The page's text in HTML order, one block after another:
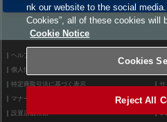
ヘルプ
個人情報等保護方針
特定商取引法に基づく表示 サ
マナー＆ルール お
設置店舗検索
nk our website to the social
Cookies”, all of these cookies will
Cookie Notice
Cookies
Reject All